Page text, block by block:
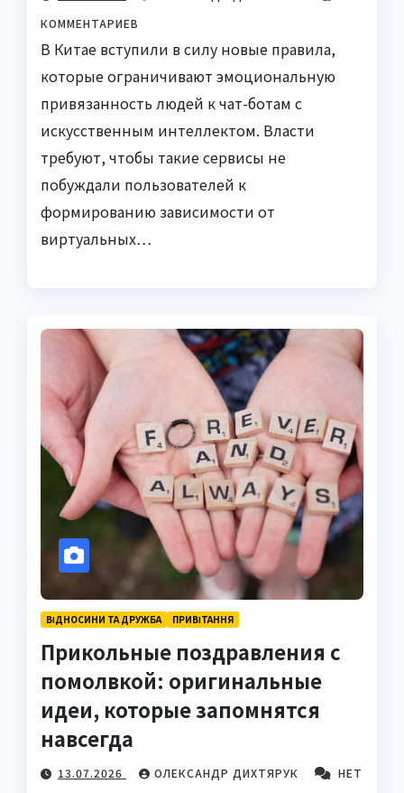
КОММЕНТАРИЕВ
В Китае вступили в силу новые правила,
которые ограничивают эмоциональную
привязанность людей к чат-ботам с
искусственным интеллектом. Власти
требуют, чтобы такие сервисы не
побуждали пользователей к
формированию зависимости от
виртуальных…
ВІДНОСИНИ ТА ДРУЖБА ПРИВІТАННЯ
Прикольные поздравления с
помолвкой: оригинальные
идеи, которые запомнятся
навсегда
13.07.2026 ОЛЕКСАНДР ДИХТЯРУК
НЕТ